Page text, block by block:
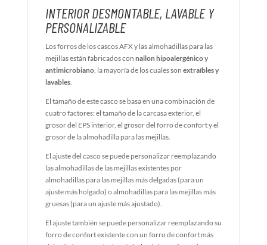
INTERIOR DESMONTABLE, LAVABLE Y
PERSONALIZABLE
Los forros de los cascos AFX y las almohadillas para las
mejillas están fabricados con nailon hipoalergénico y
antimicrobiano, la mayoría de los cuales son extraíbles y
lavables.
El tamaño de este casco se basa en una combinación de
cuatro factores: el tamaño de la carcasa exterior, el
grosor del EPS interior, el grosor del forro de confort y el
grosor de la almohadilla para las mejillas.
El ajuste del casco se puede personalizar reemplazando
las almohadillas de las mejillas existentes por
almohadillas para las mejillas más delgadas (para un
ajuste más holgado) o almohadillas para las mejillas más
gruesas (para un ajuste más ajustado).
El ajuste también se puede personalizar reemplazando su
forro de confort existente con un forro de confort más